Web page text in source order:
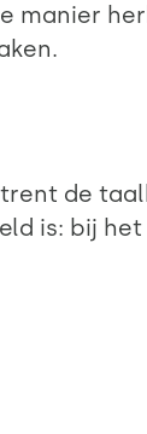
manier
de
is: bij